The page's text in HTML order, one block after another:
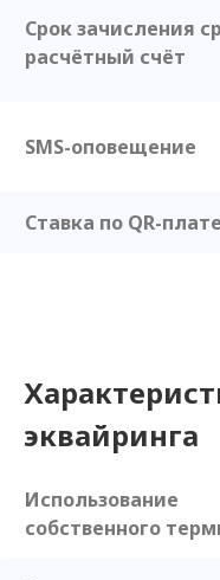
Срок зачисления
расчётный счёт
SMS-оповещение
Ставка по QR-
эквайринга
Использование
собственного